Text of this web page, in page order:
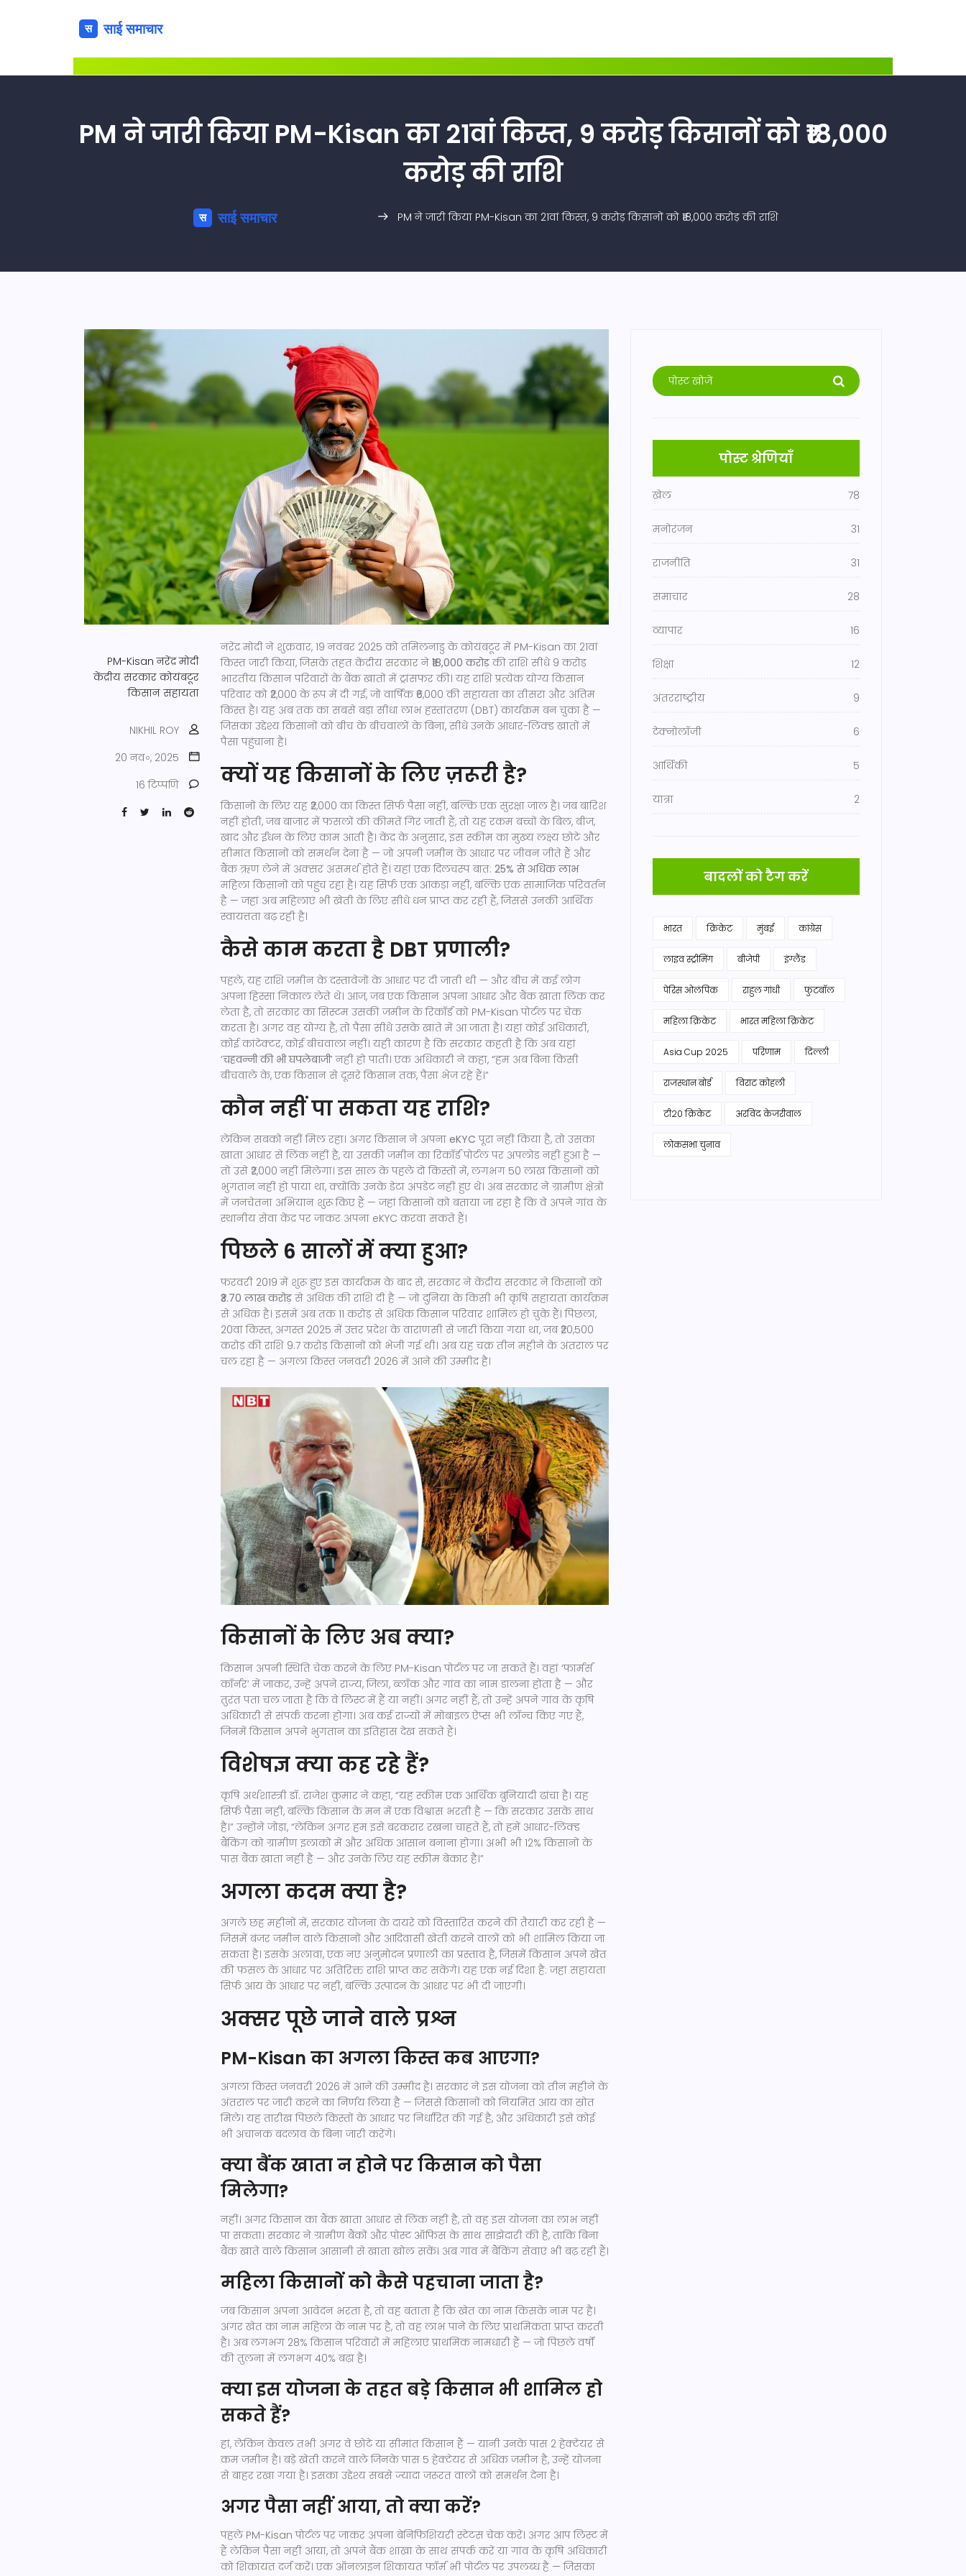
PM ने जारी किया PM-Kisan का 21वां किस्त, 9 करोड़ किसानों को ₹18,000
करोड़ की राशि
PM ने जारी किया PM-Kisan का 21वां किस्त, 9 करोड़ किसानों को ₹18,000 करोड़ की राशि
PM-Kisan नरेंद्र मोदी
केंद्रीय सरकार कोयंबटूर
किसान सहायता
NIKHIL ROY
20 नव॰, 2025
16 टिप्पणि
नरेंद्र मोदी ने शुक्रवार, 19 नवंबर 2025 को तमिलनाडु के कोयंबटूर में PM-Kisan का 21वां
किस्तजारी किया, जिसके तहतकेंद्रीय सरकारने ₹18,000 करोड़की राशि सीधे 9 करोड़
भारतीय किसान परिवारों के बैंक खातों में ट्रांसफर की। यह राशि प्रत्येक योग्य किसान
परिवार को ₹2,000 के रूप में दी गई, जो वार्षिक ₹6,000 की सहायता का तीसरा और अंतिम
किस्त है। यह अब तक का सबसे बड़ा सीधा लाभ हस्तांतरण (DBT) कार्यक्रम बन चुका है —
जिसका उद्देश्य किसानों को बीच के बीचवालों के बिना, सीधे उनके आधार-लिंक्ड खातों में
पैसा पहुंचाना है।
क्यों यह किसानों के लिए ज़रूरी है?
किसानों के लिए यह ₹2,000 का किस्त सिर्फ पैसा नहीं, बल्कि एक सुरक्षा जाल है। जब बारिश
नहीं होती, जब बाजार में फसलों की कीमतें गिर जाती हैं, तो यह रकम बच्चों के बिल, बीज,
खाद और ईंधन के लिए काम आती है। केंद्र के अनुसार, इस स्कीम का मुख्य लक्ष्य छोटे और
सीमांत किसानों को समर्थन देना है — जो अपनी जमीन के आधार पर जीवन जीते हैं और
बैंक ऋण लेने में अक्सर असमर्थ होते हैं। यहां एक दिलचस्प बात: 25% से अधिक लाभ
महिला किसानों को पहुंच रहा है। यह सिर्फ एक आंकड़ा नहीं, बल्कि एक सामाजिक परिवर्तन
है — जहां अब महिलाएं भी खेती के लिए सीधे धन प्राप्त कर रही हैं, जिससे उनकी आर्थिक
स्वायत्तता बढ़ रही है।
कैसे काम करता है DBT प्रणाली?
पहले, यह राशि जमीन के दस्तावेजों के आधार पर दी जाती थी — और बीच में कई लोग
अपना हिस्सा निकाल लेते थे। आज, जब एक किसान अपना आधार और बैंक खाता लिंक कर
लेता है, तो सरकार का सिस्टम उसकी जमीन के रिकॉर्ड को PM-Kisan पोर्टलपर चेक
करता है। अगर वह योग्य है, तो पैसा सीधे उसके खाते में आ जाता है। यहां कोई अधिकारी,
कोई कांटेक्टर, कोई बीचवाला नहीं। यही कारण है कि सरकार कहती है कि अब यहां
‘चहवन्नी की भी घपलेबाजी’ नहीं हो पाती। एक अधिकारी ने कहा, “हम अब बिना किसी
बीचवाले के, एक किसान से दूसरे किसान तक, पैसा भेज रहे हैं।”
कौन नहीं पा सकता यह राशि?
लेकिन सबको नहीं मिल रहा। अगर किसान ने अपना eKYC पूरा नहीं किया है, तो उसका
खाता आधार से लिंक नहीं है, या उसकी जमीन का रिकॉर्ड पोर्टल पर अपलोड नहीं हुआ है —
तो उसे ₹2,000 नहीं मिलेगा। इस साल के पहले दो किस्तों में, लगभग 50 लाख किसानों को
भुगतान नहीं हो पाया था, क्योंकि उनके डेटा अपडेट नहीं हुए थे। अब सरकार ने ग्रामीण क्षेत्रों
में जनचेतना अभियान शुरू किए हैं — जहां किसानों को बताया जा रहा है कि वे अपने गांव के
स्थानीय सेवा केंद्र पर जाकर अपना eKYC करवा सकते हैं।
पिछले 6 सालों में क्या हुआ?
फरवरी 2019 में शुरू हुए इस कार्यक्रम के बाद से, सरकार नेकेंद्रीय सरकारने किसानों को
₹3.70 लाख करोड़ से अधिक की राशि दी है — जो दुनिया के किसी भी कृषि सहायता कार्यक्रम
से अधिक है। इसमें अब तक11 करोड़ से अधिक किसान परिवार शामिल हो चुके हैं। पिछला,
20वां किस्त, अगस्त 2025 में उत्तर प्रदेश के वाराणसी से जारी किया गया था, जब ₹20,500
करोड़ की राशि 9.7 करोड़ किसानों को भेजी गई थी। अब यह चक्र तीन महीने के अंतराल पर
चल रहा है — अगला किस्त जनवरी 2026 में आने की उम्मीद है।
किसानों के लिए अब क्या?
किसान अपनी स्थिति चेक करने के लिए PM-Kisan पोर्टलपर जा सकते हैं। वहां ‘फार्मर्स
कॉर्नर’ में जाकर, उन्हें अपने राज्य, जिला, ब्लॉक और गांव का नाम डालना होता है — और
तुरंत पता चल जाता है कि वे लिस्ट में हैं या नहीं। अगर नहीं हैं, तो उन्हें अपने गांव के कृषि
अधिकारी से संपर्क करना होगा। अब कई राज्यों में मोबाइल ऐप्स भी लॉन्च किए गए हैं,
जिनमें किसान अपने भुगतान का इतिहास देख सकते हैं।
विशेषज्ञ क्या कह रहे हैं?
कृषि अर्थशास्त्री डॉ. राजेश कुमार ने कहा, “यह स्कीम एक आर्थिक बुनियादी ढांचा है। यह
सिर्फ पैसा नहीं, बल्कि किसान के मन में एक विश्वास भरती है — कि सरकार उसके साथ
है।” उन्होंने जोड़ा, “लेकिन अगर हम इसे बरकरार रखना चाहते हैं, तो हमें आधार-लिंक्ड
बैंकिंग को ग्रामीण इलाकों में और अधिक आसान बनाना होगा। अभी भी 12% किसानों के
पास बैंक खाता नहीं है — और उनके लिए यह स्कीम बेकार है।”
अगला कदम क्या है?
अगले छह महीनों में, सरकार योजना के दायरे को विस्तारित करने की तैयारी कर रही है —
जिसमें बंजर जमीन वाले किसानों और आदिवासी खेती करने वालों को भी शामिल किया जा
सकता है। इसके अलावा, एक नए अनुमोदन प्रणाली का प्रस्ताव है, जिसमें किसान अपने खेत
की फसल के आधार पर अतिरिक्त राशि प्राप्त कर सकेंगे। यह एक नई दिशा है: जहां सहायता
सिर्फ आय के आधार पर नहीं, बल्कि उत्पादन के आधार पर भी दी जाएगी।
अक्सर पूछे जाने वाले प्रश्न
PM-Kisan का अगला किस्त कब आएगा?
अगला किस्त जनवरी 2026 में आने की उम्मीद है। सरकार ने इस योजना को तीन महीने के
अंतराल पर जारी करने का निर्णय लिया है — जिससे किसानों को नियमित आय का स्रोत
मिले। यह तारीख पिछले किस्तों के आधार पर निर्धारित की गई है, और अधिकारी इसे कोई
भी अचानक बदलाव के बिना जारी करेंगे।
क्या बैंक खाता न होने पर किसान को पैसा
मिलेगा?
नहीं। अगर किसान का बैंक खाता आधार से लिंक नहीं है, तो वह इस योजना का लाभ नहीं
पा सकता। सरकार ने ग्रामीण बैंकों और पोस्ट ऑफिस के साथ साझेदारी की है, ताकि बिना
बैंक खाते वाले किसान आसानी से खाता खोल सकें। अब गांव में बैंकिंग सेवाएं भी बढ़ रही हैं।
महिला किसानों को कैसे पहचाना जाता है?
जब किसान अपना आवेदन भरता है, तो वह बताता है कि खेत का नाम किसके नाम पर है।
अगर खेत का नाम महिला के नाम पर है, तो वह लाभ पाने के लिए प्राथमिकता प्राप्त करती
है। अब लगभग 28% किसान परिवारों में महिलाएं प्राथमिक नामधारी हैं — जो पिछले वर्षों
की तुलना में लगभग 40% बढ़ा है।
क्या इस योजना के तहत बड़े किसान भी शामिल हो
सकते हैं?
हां, लेकिन केवल तभी अगर वे छोटे या सीमांत किसान हैं — यानी उनके पास 2 हेक्टेयर से
कम जमीन है। बड़े खेती करने वाले जिनके पास 5 हेक्टेयर से अधिक जमीन है, उन्हें योजना
से बाहर रखा गया है। इसका उद्देश्य सबसे ज्यादा जरूरत वालों को समर्थन देना है।
अगर पैसा नहीं आया, तो क्या करें?
पहले PM-Kisan पोर्टलपर जाकर अपना बेनिफिशियरी स्टेटस चेक करें। अगर आप लिस्ट में
हैं लेकिन पैसा नहीं आया, तो अपने बैंक शाखा के साथ संपर्क करें या गांव के कृषि अधिकारी
को शिकायत दर्ज करें। एक ऑनलाइन शिकायत फॉर्म भी पोर्टल पर उपलब्ध है — जिसका
पोस्ट श्रेणियाँ
खेल 78
मनोरंजन 31
राजनीति 31
समाचार 28
व्यापार 16
शिक्षा 12
अंतरराष्ट्रीय 9
टेक्नोलॉजी 6
आर्थिकी 5
यात्रा 2
बादलों को टैग करें
भारत क्रिकेट मुंबई कांग्रेस
लाइव स्ट्रीमिंग बीजेपी इंग्लैंड
पेरिस ओलंपिक राहुल गांधी फुटबॉल
महिला क्रिकेट भारत महिला क्रिकेट
Asia Cup 2025 परिणाम दिल्ली
राजस्थान बोर्ड विराट कोहली
टी20 क्रिकेट अरविंद केजरीवाल
लोकसभा चुनाव